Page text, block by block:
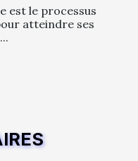
est le processus
atteindre ses